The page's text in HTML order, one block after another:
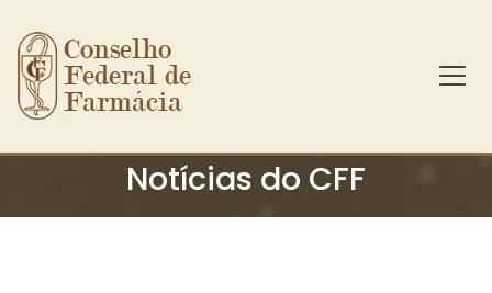
Ir para o conteúdo principal
Conselho
Federal de
Farmácia
Notícias do CFF